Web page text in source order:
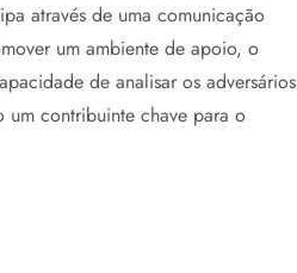
através de uma comunicação
um ambiente de apoio, o
de analisar os adversários
um contribuinte chave para o